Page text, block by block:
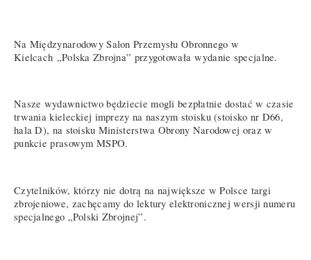
Na Międzynarodowy Salon Przemysłu Obronnego w
Kielcach „Polska Zbrojna” przygotowała wydanie specjalne.
Nasze wydawnictwo będziecie mogli bezpłatnie dostać w czasie
trwania kieleckiej imprezy na naszym stoisku (stoisko nr D66,
hala D), na stoisku Ministerstwa Obrony Narodowej oraz w
punkcie prasowym MSPO.
Czytelników, którzy nie dotrą na największe w Polsce targi
zbrojeniowe, zachęcamy do lektury elektronicznej wersji numeru
specjalnego „Polski Zbrojnej”.